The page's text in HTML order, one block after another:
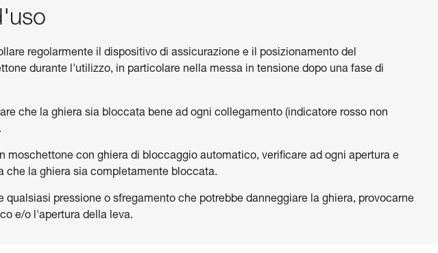
regolarmente il dispositivo di assicurazione e il posizionamento del
durante l'utilizzo, in particolare nella messa in tensione dopo una fase di
che la ghiera sia bloccata bene ad ogni collegamento (indicatore rosso non
moschettone con ghiera di bloccaggio automatico, verificare ad ogni apertura e
che la ghiera sia completamente bloccata.
qualsiasi pressione o sfregamento che potrebbe danneggiare la ghiera, provocarne
e/o l'apertura della leva.